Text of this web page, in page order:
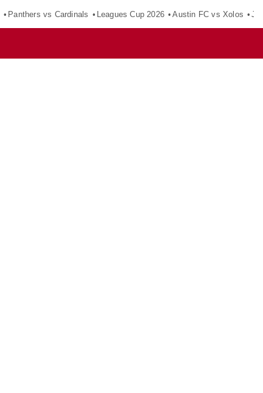
Panthers vs Cardinals Leagues Cup 2026 Austin FC vs Xolos